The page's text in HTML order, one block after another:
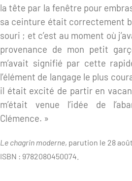
la tête par la fenêtre pour
sa ceinture était correctement
souri ; et c’est au moment où
provenance de mon petit
m’avait signifié par cette
l’élément de langage le plus
il était excité de partir en
m’était venue l’idée de
Clémence. »
Le chagrin moderne, parution le 28
ISBN : 9782080450074.